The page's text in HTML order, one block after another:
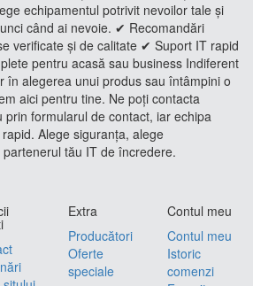
echipamentul potrivit nevoilor tale și
când ai nevoie. ✔ Recomandări
verificate și de calitate ✔ Suport IT rapid
pentru acasă sau business Indiferent
în alegerea unui produs sau întâmpini o
aici pentru tine. Ne poți contacta
prin formularul de contact, iar echipa
Alege siguranța, alege
tău IT de încredere.
Extra
Producători
Oferte
speciale
Contul meu
Contul meu
Istoric
comenzi